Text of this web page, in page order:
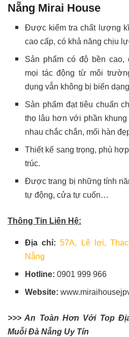
Nẵng Mirai House
Được kiểm tra chất lượng
cao cấp, có khả năng chịu
Sản phẩm có độ bền cao,
mọi tác động từ môi
dụng vẫn không bị biến
Sản phẩm đạt tiêu chuẩn
thọ lâu hơn với phần
nhau chắc chắn, mối hàn
Thiết kế sang trọng, phù
trúc.
Được trang bị những tính
tự động, cửa tự cuốn…
Thông Tin Liên Hệ:
Địa chỉ:57A, Lê lợi,
Nẵng
Hotline:0901 999 966
Website:
>>> An Toàn Hơn Với Top
Muỗi Đà Nẵng Uy Tín